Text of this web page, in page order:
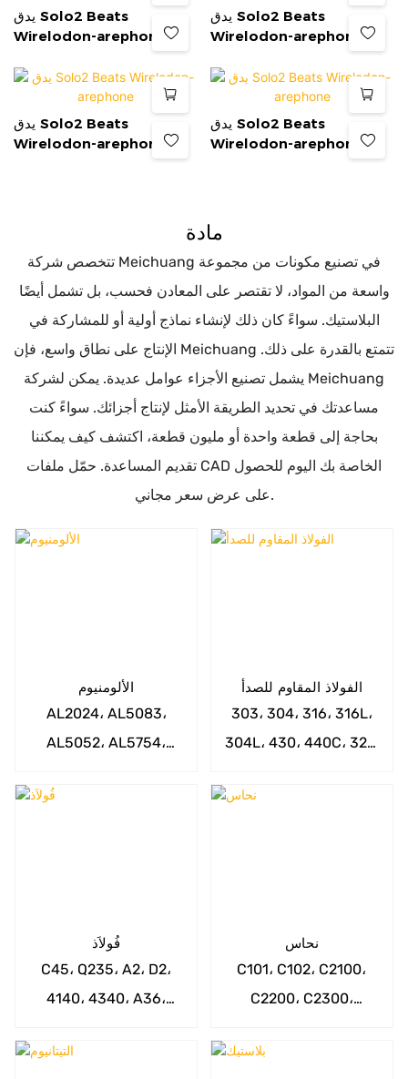
يدق Solo2 Beats
Wirelodon-arephone
يدق Solo2 Beats
Wirelodon-arephone
يدق Solo2 Beats
Wirelodon-arephone
يدق Solo2 Beats
Wirelodon-arephone
مادة
تتخصص شركة Meichuang في تصنيع مكونات من مجموعة
واسعة من المواد، لا تقتصر على المعادن فحسب، بل تشمل أيضًا
البلاستيك. سواءً كان ذلك لإنشاء نماذج أولية أو للمشاركة في
الإنتاج على نطاق واسع، فإن Meichuang تتمتع بالقدرة على ذلك.
يشمل تصنيع الأجزاء عوامل عديدة. يمكن لشركة Meichuang
مساعدتك في تحديد الطريقة الأمثل لإنتاج أجزائك. سواءً كنت
بحاجة إلى قطعة واحدة أو مليون قطعة، اكتشف كيف يمكننا
تقديم المساعدة. حمّل ملفات CAD الخاصة بك اليوم للحصول
على عرض سعر مجاني.
الألومنيوم
AL2024، AL5083،
AL5052، AL5754،
AL7075، AL6061-T6
الفولاذ المقاوم للصدأ
303، 304، 316، 316L،
304L، 430، 440C، 321،
SUS420، SUS416، 17-
فُولاَذ
C45، Q235، A2، D2،
4140، 4340، A36،
1045، 4130، 4150،
نحاس
C101، C102، C2100،
C2200، C2300،
C3771، C3560، C2800،